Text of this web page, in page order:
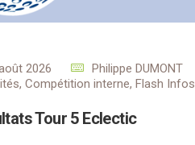
2026
Philippe DUMONT
,Compétition interne, Flash Infos
Tour 5 Eclectic